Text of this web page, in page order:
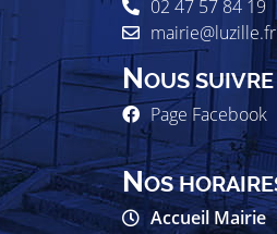
02 47 57 84 19
mairie@luzille.fr
NOUS SUIVRE
Page Facebook
NOS
Accueil Mairie